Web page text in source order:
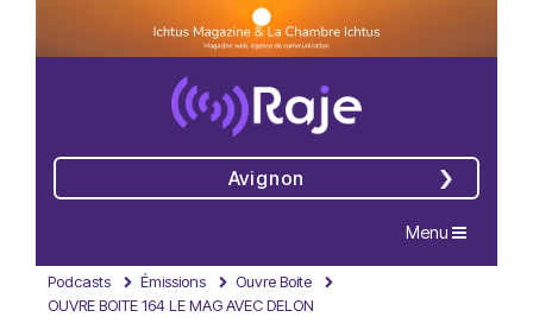
Avignon
Navigation
Menu
Podcasts Émissions
Ouvre Boite
OUVRE BOITE 164 LE MAG AVEC DELON